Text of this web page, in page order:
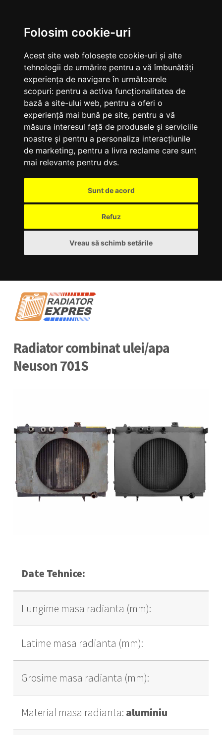
Folosim cookie-uri
Acest site web folosește cookie-uri și alte
tehnologii de urmărire pentru a vă îmbunătăți
experiența de navigare în următoarele
scopuri: pentru a activa funcționalitatea de
bază a site-ului web, pentru a oferi o
experiență mai bună pe site, pentru a vă
măsura interesul față de produsele și serviciile
noastre și pentru a personaliza interacțiunile
de marketing, pentru a livra reclame care sunt
mai relevante pentru dvs.
Sunt de acord
Refuz
Vreau să schimb setările
Radiator combinat ulei/apa
Neuson 701S
Date Tehnice:
Lungime masa radianta (mm):
Latime masa radianta (mm):
Grosime masa radianta (mm):
Material masa radianta: aluminiu